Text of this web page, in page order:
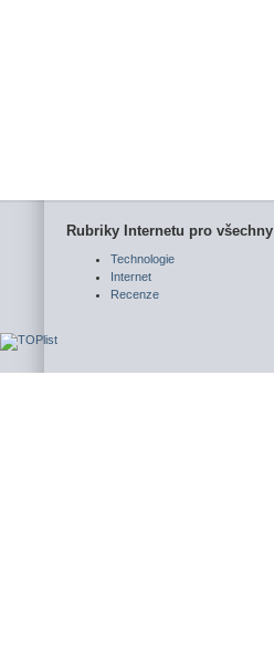
Rubriky Internetu pro všechny
Technologie
Internet
Recenze